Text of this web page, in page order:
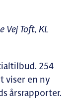
Vej Toft, KL
254
viser en ny
årsrapporter.